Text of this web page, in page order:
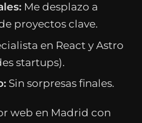
Me desplazo a
proyectos clave.
en React y Astro
startups).
Sin sorpresas finales.
web en Madrid con